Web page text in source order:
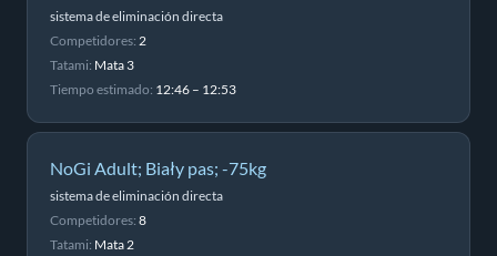
sistema de eliminación directa
Competidores: 2
Tatami: Mata 3
Tiempo estimado: 12:46 – 12:53
NoGi Adult; Biały pas; -75kg
sistema de eliminación directa
Competidores: 8
Tatami: Mata 2